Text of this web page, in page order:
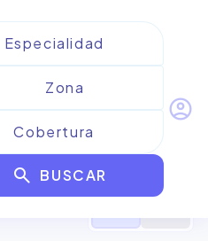
search BUSCAR
account_circle
Fisiatria